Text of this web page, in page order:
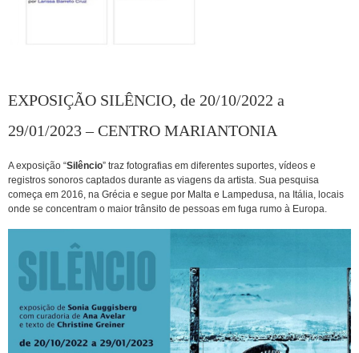
EXPOSIÇÃO SILÊNCIO, de 20/10/2022 a
29/01/2023 – CENTRO MARIANTONIA
A exposição “Silêncio” traz fotografias em diferentes suportes, vídeos e
registros sonoros captados durante as viagens da artista. Sua pesquisa
começa em 2016, na Grécia e segue por Malta e Lampedusa, na Itália, locais
onde se concentram o maior trânsito de pessoas em fuga rumo à Europa.